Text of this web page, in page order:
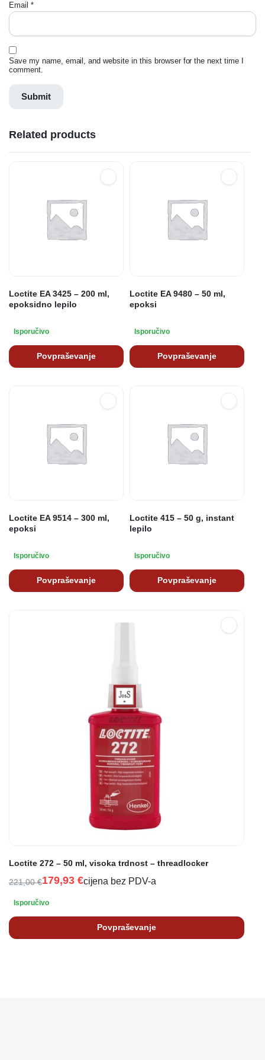
Email *
Save my name, email, and website in this browser for the next time I
comment.
Related products
Loctite EA 3425 – 200 ml,
epoksidno lepilo
Isporučivo
Povpraševanje
Loctite EA 9480 – 50 ml,
epoksi
Isporučivo
Povpraševanje
Loctite EA 9514 – 300 ml,
epoksi
Isporučivo
Povpraševanje
Loctite 415 – 50 g, instant
lepilo
Isporučivo
Povpraševanje
Loctite 272 – 50 ml, visoka trdnost – threadlocker
221,00€179,93 €cijena bez PDV-a
Isporučivo
Povpraševanje